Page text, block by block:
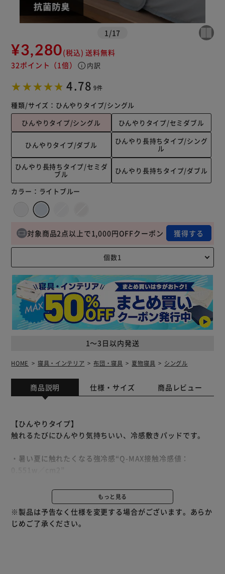
1 /17
¥3,280(税込) 送料無料
32ポイント （1倍） info 内訳
4.78 9件
種類/サイズ： ひんやりタイプ/シングル
ひんやりタイプ/シングル
ひんやりタイプ/セミダブル
ひんやりタイプ/ダブル ひんやり長持ちタイプ/シング
ル
ひんやり長持ちタイプ/セミダ
ブル ひんやり長持ちタイプ/ダブル
カラー： ライトブルー
1～3日以内発送
対象商品2点以上で1,000円OFFクーポン 獲得する
HOME 寝具・インテリア 布団・寝具 夏物寝具 シングル
商品説明 仕様・サイズ 商品レビュー
【ひんやりタイプ】
触れるたびにひんやり気持ちいい、冷感敷きパッドです。
・暑い夏に触れたくなる強冷感“Q-MAX接触冷感値：
触冷感」生地を採用しました。
身体が触れていない部分は温度が下がるため、心地よいひん
やり感が持続します。
もっと見る
※製品は予告なく仕様を変更する場合がございます。あらか
じめご了承ください。
※ご確認ください